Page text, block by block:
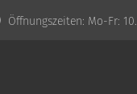
Öffnungszeiten: Mo-Fr: